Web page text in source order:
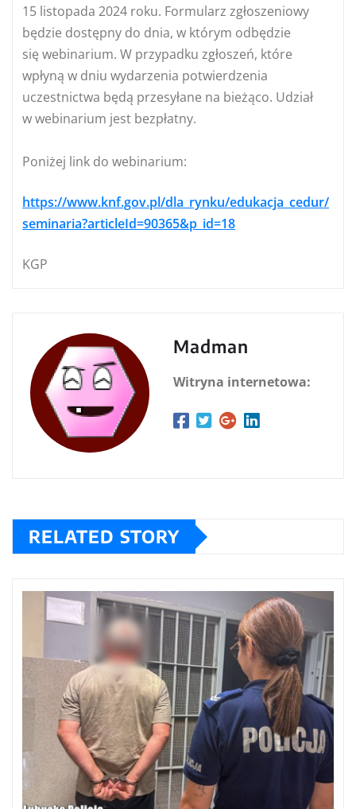
15 listopada 2024 roku. Formularz zgłoszeniowy
będzie dostępny do dnia, w którym odbędzie
się webinarium. W przypadku zgłoszeń, które
wpłyną w dniu wydarzenia potwierdzenia
uczestnictwa będą przesyłane na bieżąco. Udział
w webinarium jest bezpłatny.
Poniżej link do webinarium:
https://www.knf.gov.pl/dla_rynku/edukacja_cedur/
seminaria?articleId=90365&p_id=18
KGP
Madman
Witryna internetowa:
RELATED STORY